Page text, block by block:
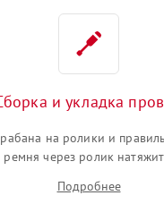
и укладка
на ролики и
через ролик
узлов, подключение
Монтаж корпусных
Подробнее